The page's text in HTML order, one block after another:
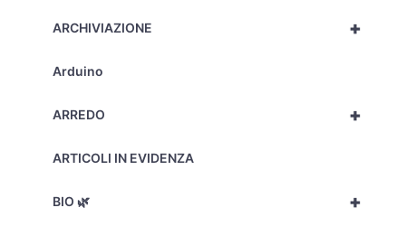
+
ARCHIVIAZIONE
Arduino
+
ARREDO
ARTICOLI IN EVIDENZA
+
BIO 🌿